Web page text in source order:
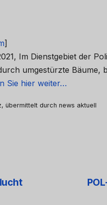
]
Im Dienstgebiet der
umgestürzte Bäume,
Sie hier weiter…
übermittelt durch news aktuell